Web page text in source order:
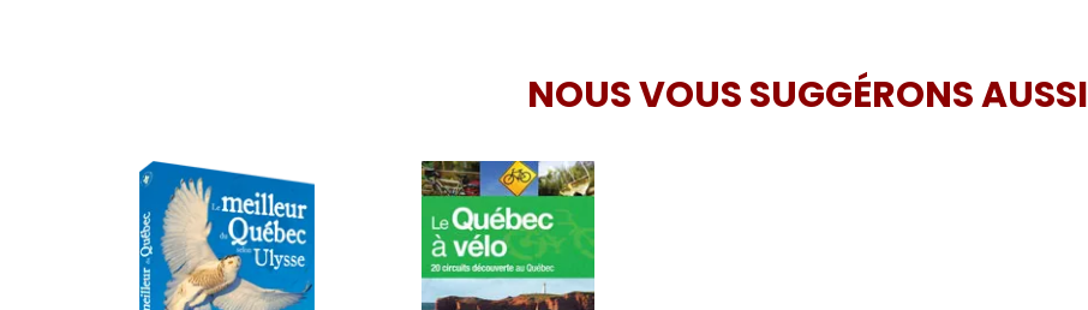
NOUS VOUS SUGGÉRONS AUSSI